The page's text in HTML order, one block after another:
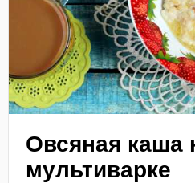
Овсяная каша
мультиварке